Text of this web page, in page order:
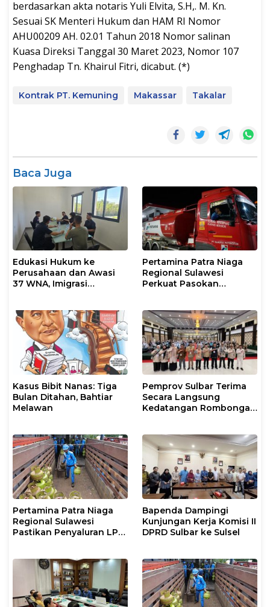
berdasarkan akta notaris Yuli Elvita, S.H,. M. Kn.
Sesuai SK Menteri Hukum dan HAM RI Nomor
AHU00209 AH. 02.01 Tahun 2018 Nomor salinan
Kuasa Direksi Tanggal 30 Maret 2023, Nomor 107
Penghadap Tn. Khairul Fitri, dicabut. (*)
Kontrak PT. Kemuning Makassar Takalar
Baca Juga
Edukasi Hukum ke
Perusahaan dan Awasi
37 WNA, Imigrasi
Pangkep
Pertamina Patra Niaga
Regional Sulawesi
Perkuat Pasokan
Kasus Bibit Nanas: Tiga
Bulan Ditahan, Bahtiar
Melawan
Pemprov Sulbar Terima
Secara Langsung
Kedatangan Rombongan
Pertamina Patra Niaga
Regional Sulawesi
Pastikan Penyaluran LPG
Pasokan Selama Periode
Hari Raya Idul adha
Bapenda Dampingi
Kunjungan Kerja Komisi II
DPRD Sulbar ke Sulsel